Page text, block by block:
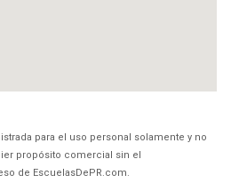
para el uso personal solamente y no
propósito comercial sin el
de EscuelasDePR.com.